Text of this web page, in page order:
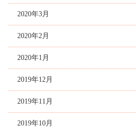
2020年3月
2020年2月
2020年1月
2019年12月
2019年11月
2019年10月